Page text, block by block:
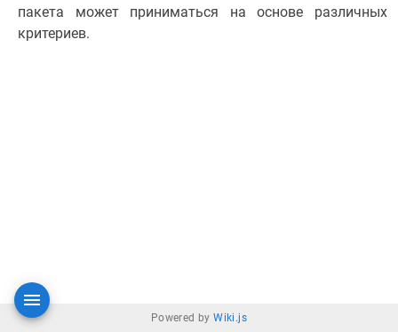
пакета может приниматься на основе различных
критериев.
Powered byWiki.js